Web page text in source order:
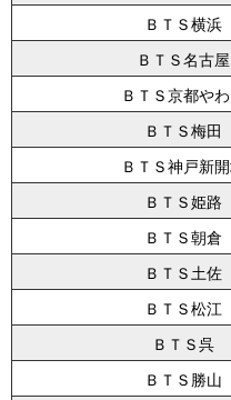
ＢＴＳ横浜
ＢＴＳ名古屋
ＢＴＳ京都や
ＢＴＳ梅田
ＢＴＳ神戸新
ＢＴＳ姫路
ＢＴＳ朝倉
ＢＴＳ土佐
ＢＴＳ松江
ＢＴＳ呉
ＢＴＳ勝山